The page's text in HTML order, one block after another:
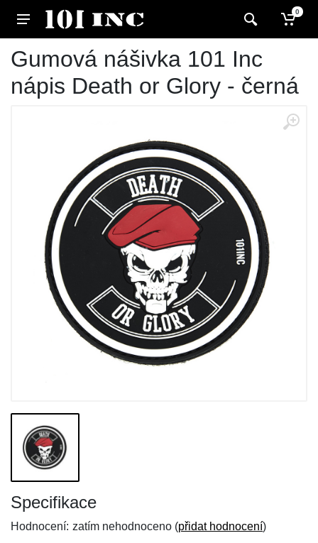
0
Gumová nášivka 101 Inc
nápis Death or Glory - černá
Specifikace
Hodnocení: zatím nehodnoceno (přidat hodnocení)